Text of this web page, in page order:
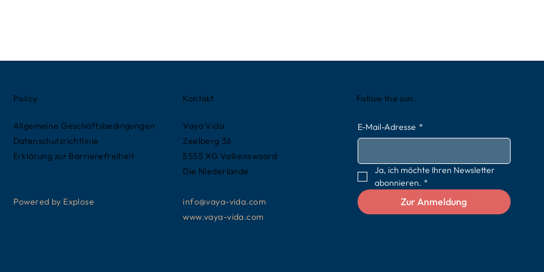
Policy
Allgemeine Geschäftsbedingungen
Datenschutzrichtlinie
Erklärung zur Barrierefreiheit
Powered by Explose
Kontakt
Vaya Vida
Zeelberg 36
5555 XG Valkenswaard
Die Niederlande
info@vaya-vida.com
www.vaya-vida.com
Follow the sun.
E-Mail-Adresse *
Ja, ich möchte Ihren Newsletter
abonnieren. *
Zur Anmeldung